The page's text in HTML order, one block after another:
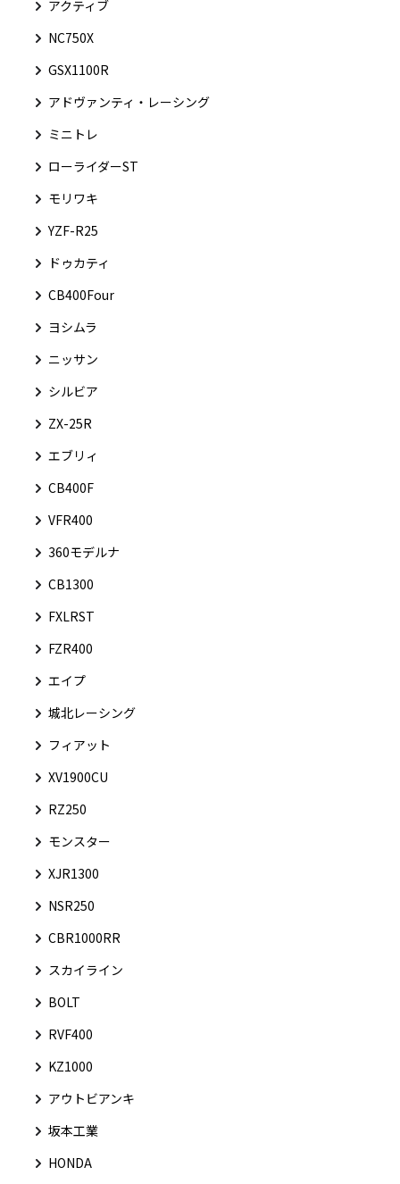
アクティブ
NC750X
GSX1100R
アドヴァンティ・レーシング
ミニトレ
ローライダーST
モリワキ
YZF-R25
ドゥカティ
CB400Four
ヨシムラ
ニッサン
シルビア
ZX-25R
エブリィ
CB400F
VFR400
360モデルナ
CB1300
FXLRST
FZR400
エイプ
城北レーシング
フィアット
XV1900CU
RZ250
モンスター
XJR1300
NSR250
CBR1000RR
スカイライン
BOLT
RVF400
KZ1000
アウトビアンキ
坂本工業
HONDA